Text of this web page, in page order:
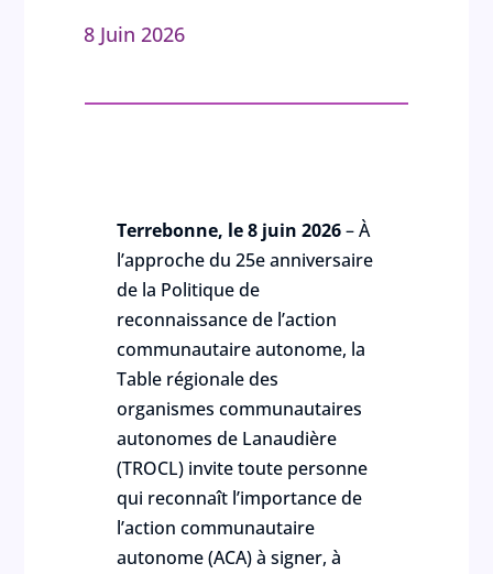
8 Juin 2026
Terrebonne, le 8 juin 2026– À
l’approche du 25e anniversaire
de la Politique de
reconnaissance de l’action
communautaire autonome, la
Table régionale des
organismes communautaires
autonomes de Lanaudière
(TROCL) invite toute personne
qui reconnaît l’importance de
l’action communautaire
autonome (ACA) à signer, à